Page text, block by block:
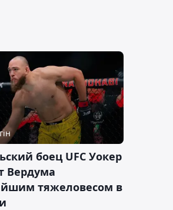
боец UFC Уокер
Вердума
тяжеловесом в